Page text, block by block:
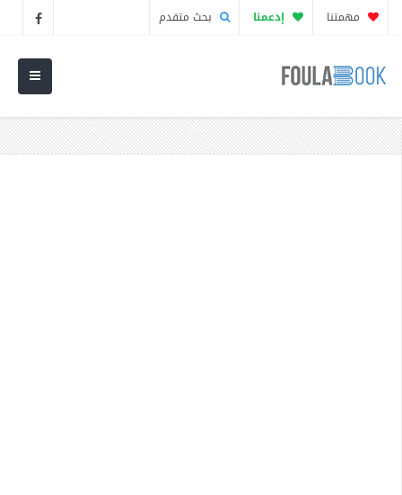
مهمتنا إدعمنا بحث متقدم